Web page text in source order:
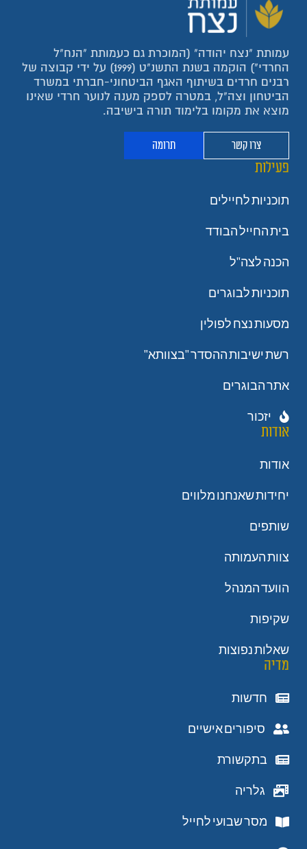
עמותת "נצח יהודה" (המוכרת גם כעמותת "הנח"ל
החרדי") הוקמה בשנת התשנ"ט (1999) על ידי קבוצה של
רבנים חרדים בשיתוף האגף הביטחוני-חברתי במשרד
הביטחון וצה"ל, במטרה לספק מענה לנוער חרדי שאינו
מוצא את מקומו בלימוד תורה בישיבה.
צרו קשר תרומה
פעילות
תוכניות לחיילים
בית החייל הבודד
הכנה לצה"ל
תוכניות לבוגרים
מסעות נצח לפולין
רשת ישיבות ההסדר "בצוותא"
אתר הבוגרים
יזכור
אודות
אודות
יחידות שאנחנו מלווים
שותפים
צוות העמותה
הוועד המנהל
שקיפות
שאלות נפוצות
מדיה
חדשות
סיפורים אישיים
בתקשורת
גלריה
מסר שבועי לחייל